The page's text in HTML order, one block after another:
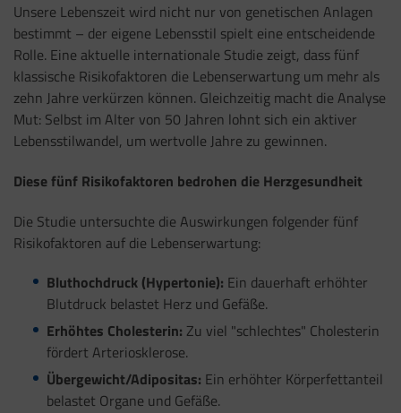
Unsere Lebenszeit wird nicht nur von genetischen Anlagen
bestimmt – der eigene Lebensstil spielt eine entscheidende
Rolle. Eine aktuelle internationale Studie zeigt, dass fünf
klassische Risikofaktoren die Lebenserwartung um mehr als
zehn Jahre verkürzen können. Gleichzeitig macht die Analyse
Mut: Selbst im Alter von 50 Jahren lohnt sich ein aktiver
Lebensstilwandel, um wertvolle Jahre zu gewinnen.
Diese fünf Risikofaktoren bedrohen die Herzgesundheit
Die Studie untersuchte die Auswirkungen folgender fünf
Risikofaktoren auf die Lebenserwartung:
Bluthochdruck (Hypertonie): Ein dauerhaft erhöhter
Blutdruck belastet Herz und Gefäße.
Erhöhtes Cholesterin: Zu viel "schlechtes" Cholesterin
fördert Arteriosklerose.
Übergewicht/Adipositas: Ein erhöhter Körperfettanteil
belastet Organe und Gefäße.